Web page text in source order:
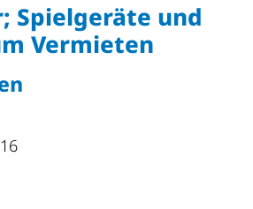
Spielgeräte und
Vermieten